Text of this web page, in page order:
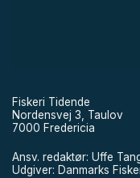
Fiskeri Tidende
Nordensvej 3, Taulov
7000 Fredericia
Ansv. redaktør: Uffe
Udgiver: Danmarks